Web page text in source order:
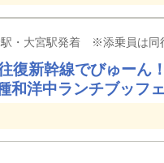
駅・大宮駅発着 ※添乗員は同
復新幹線でびゅーん
洋中ランチブッフェ